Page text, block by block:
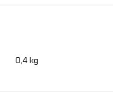
0,4 kg